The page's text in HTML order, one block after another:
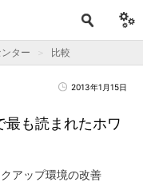
ター 比較
2013年1月15日
も読まれたホワ
アップ環境の改善